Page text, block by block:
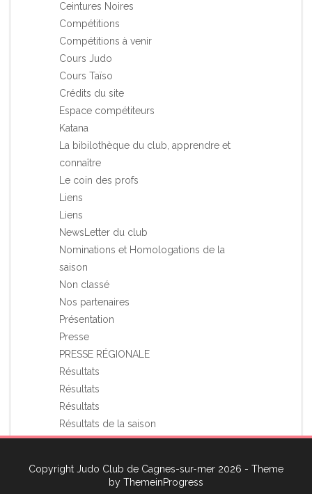
Ceintures Noires
Compétitions
Compétitions à venir
Cours Judo
Cours Taïso
Crédits du site
Espace compétiteurs
Katana
La bibilothèque du club, apprendre et
connaître
Le coin des profs
Liens
Liens
NewsLetter du club
Nominations et Homologations de la
saison
Non classé
Nos partenaires
Présentation
Presse
PRESSE RÉGIONALE
Résultats
Résultats
Résultats
Résultats de la saison
Stages et Rassemblements
Voyage à l'étranger du JCCagnes
Copyright Judo Club de Cagnes-sur-mer 2026 - Theme
by ThemeinProgress